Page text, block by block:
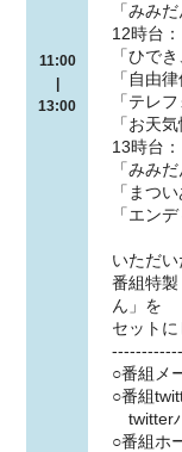
11:00
13:00
「みみ
12時台：
「ひで
「自由
「テレ
「お天
13時台：
「みみ
「まつ
「エン
いただ
番組特
ん」を
セット
○番組メ
○番組
twitter
○番組ホ